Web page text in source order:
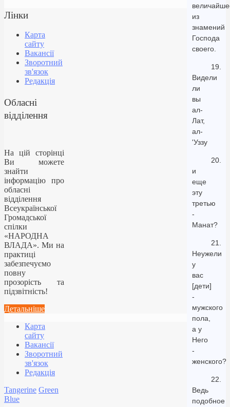
из
знамений
Господа
своего.
19.
Видели
ли
вы
ал-
Лат,
ал-
'Уззу
20.
и
еще
эту
третью
-
Манат?
21.
Неужели
у
вас
[дети]
-
мужского
пола,
а у
Него
-
женского?
22.
Ведь
подобное
Лінки
Карта
сайту
Вакансії
Зворотний
зв'язок
Редакція
Обласні
відділення
На цій сторінці
Ви можете
знайти
інформацію про
обласні
відділення
Всеукраїнської
Громадської
спілки
«НАРОДНА
ВЛАДА». Ми на
практиці
забезпечуємо
повну
прозорість та
підзвітність!
Детальніше
Карта
сайту
Вакансії
Зворотний
зв'язок
Редакція
Tangerine Green
Blue